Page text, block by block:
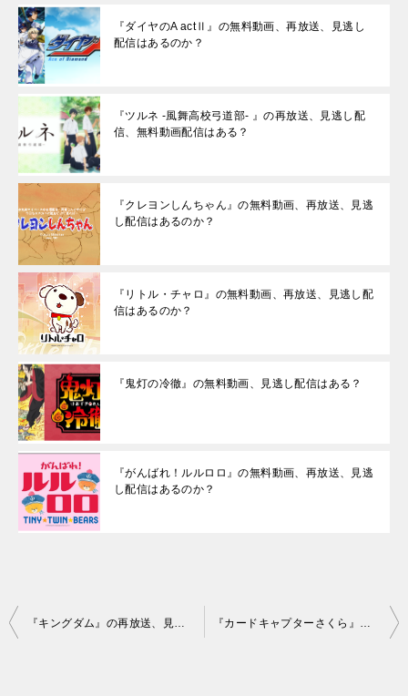
『ダイヤのA actⅡ』の無料動画、再放送、見逃し
配信はあるのか？
『ツルネ -風舞高校弓道部- 』の再放送、見逃し配
信、無料動画配信はある？
『クレヨンしんちゃん』の無料動画、再放送、見逃
し配信はあるのか？
『リトル・チャロ』の無料動画、再放送、見逃し配
信はあるのか？
『鬼灯の冷徹』の無料動画、見逃し配信はある？
『がんばれ！ルルロロ』の無料動画、再放送、見逃
し配信はあるのか？
投
『キングダム』の再放送、見逃し配信、無料動画配信はある？ 『カードキャプターさくら』の再放送、見逃し配信、無料動画配信はある？